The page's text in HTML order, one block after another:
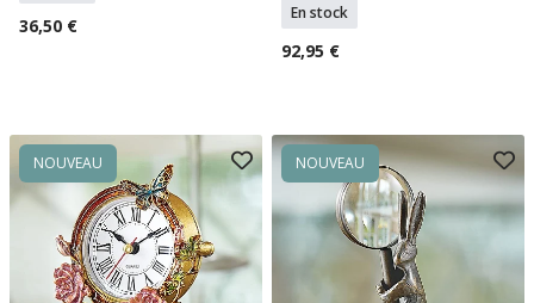
36,50 €
En stock
92,95 €
NOUVEAU NOUVEAU